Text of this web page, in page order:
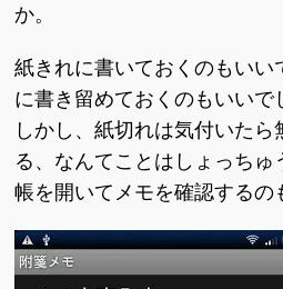
か。
紙きれに書いておくのもいい
に書き留めておくのもいいで
しかし、紙切れは気付いた
る、なんてことはしょっち
帳を開いてメモを確認するの